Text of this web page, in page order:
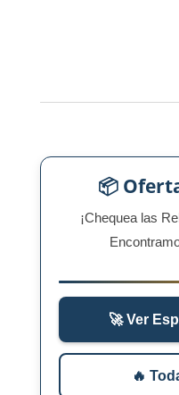
📦
¡Chequea las
🚀 Ver
🔥